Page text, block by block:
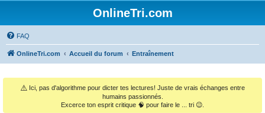
OnlineTri.com
FAQ
OnlineTri.com Accueil du forum Entraînement
⚠️ Ici, pas d'algorithme pour dicter tes lectures! Juste de vrais échanges entre
humains passionnés.
Excerce ton esprit critique 🧠 pour faire le ... tri 😉.